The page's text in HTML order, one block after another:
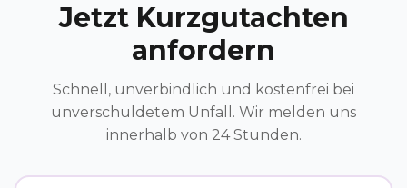
Jetzt Kurzgutachten
anfordern
Schnell, unverbindlich und kostenfrei bei
unverschuldetem Unfall. Wir melden uns
innerhalb von 24 Stunden.